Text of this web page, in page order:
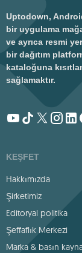
Uptodown,
bir uygulama
ve ayrıca resmi
bir dağıtım
kataloğuna
sağlamaktır.
KEŞFET
Hakkımızda
Şirketimiz
Editoryal politika
Şeffaflık Merkezi
Marka & basın